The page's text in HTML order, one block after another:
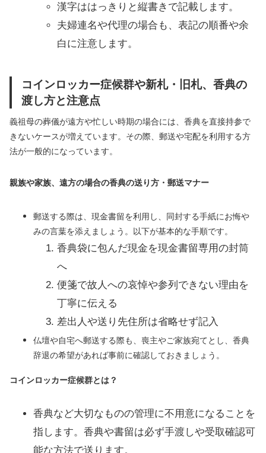
漢字ははっきりと縦書きで記載します。
夫婦連名や代理の場合も、表記の順番や余
白に注意します。
コインロッカー症候群や新札・旧札、香典の
渡し方と注意点
義祖母の葬儀が遠方や忙しい時期の場合には、香典を直接持参で
きないケースが増えています。その際、郵送や宅配を利用する方
法が一般的になっています。
親族や家族、遠方の場合の香典の送り方・郵送マナー
郵送する際は、現金書留を利用し、同封する手紙にお悔や
みの言葉を添えましょう。以下が基本的な手順です。
香典袋に包んだ現金を現金書留専用の封筒
へ
便箋で故人への哀悼や参列できない理由を
丁寧に伝える
差出人や送り先住所は省略せず記入
仏壇や自宅へ郵送する際も、喪主やご家族宛てとし、香典
辞退の希望があれば事前に確認しておきましょう。
コインロッカー症候群とは？
香典など大切なものの管理に不用意になることを
指します。香典や書留は必ず手渡しや受取確認可
能な方法で送ります。